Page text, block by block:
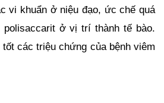
vi khuẩn ở niệu đạo, ức chế quá
ở vị trí thành tế bào.
các triệu chứng của bệnh viêm